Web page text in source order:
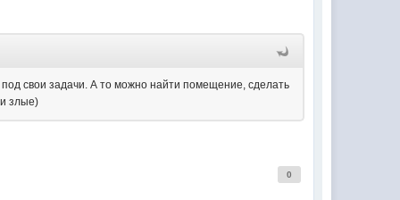
свои задачи. А то можно найти помещение, сделать
злые)
0